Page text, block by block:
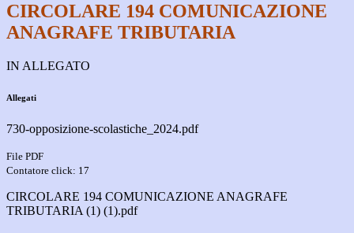
CIRCOLARE 194 COMUNICAZIONE
ANAGRAFE TRIBUTARIA
IN ALLEGATO
Allegati
730-opposizione-scolastiche_2024.pdf
File PDF
Contatore click: 17
CIRCOLARE 194 COMUNICAZIONE ANAGRAFE
TRIBUTARIA (1) (1).pdf